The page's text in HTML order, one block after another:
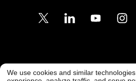
客户支持
support@freedx.com
We use cookies and similar